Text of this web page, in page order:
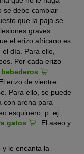
se debe cambiar
que la paja se
graves.
el erizo africano es
día. Para ello,
Por cada erizo
erizo de vientre
Para ello, se puede
con arena para
esquinero, p. ej.,
gatos
. El aseo y
y le encanta la